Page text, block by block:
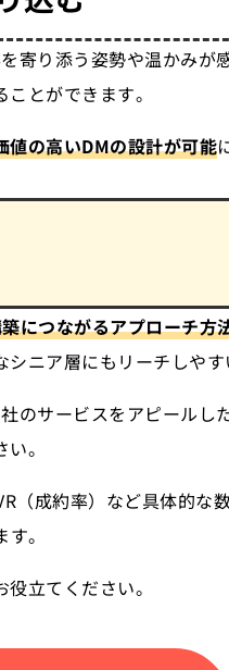
寄り添う姿勢や温かみが
とができます。
値の高いDMの設計が可能
につながるアプローチ方
ニア層にもリーチしやす
のサービスをアピールし
。
（成約率）など具体的な
。
立てください。